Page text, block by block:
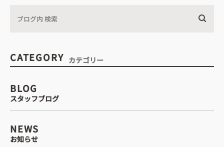
児歯科 – 歯周病治療
– 訪問歯科診療
CATEGORY カテゴリー
BLOG
スタッフブログ
NEWS
お知らせ